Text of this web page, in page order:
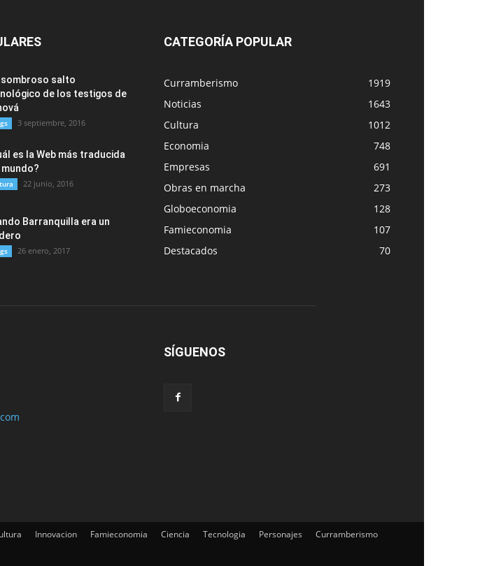
salto
de los testigos de
3 septiembre, 2016
es la Web más traducida
22 junio, 2016
Barranquilla era un
26 enero, 2017
CATEGORÍA POPULAR
Curramberismo
1919
Noticias
1643
Cultura
1012
Economia
748
Empresas
691
Obras en marcha
273
Globoeconomia
128
Famieconomia
107
Destacados
70
SÍGUENOS
Innovacion Famieconomia Ciencia Tecnologia Personajes
Curramberismo